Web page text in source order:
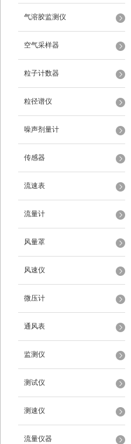
气溶胶监测仪
空气采样器
粒子计数器
粒径谱仪
噪声剂量计
传感器
流速表
流量计
风量罩
风速仪
微压计
通风表
监测仪
测试仪
测速仪
流量仪器